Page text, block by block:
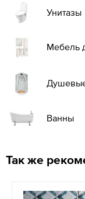
Унитазы
Мебель
Ванны
Так же